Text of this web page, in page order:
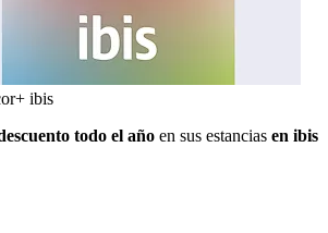
ibis
todo el año en sus estancias en ibis